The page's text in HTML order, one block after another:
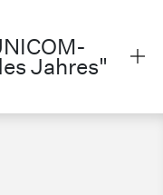
Jahres"